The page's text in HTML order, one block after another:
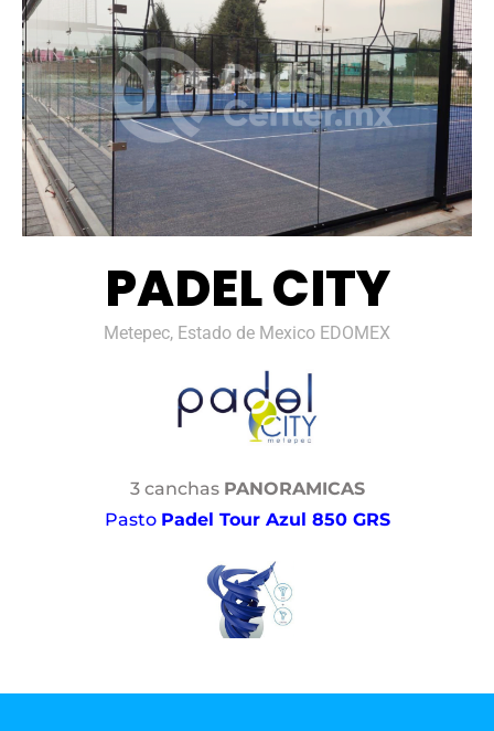
PADEL CITY
Metepec, Estado de Mexico EDOMEX
3 canchas PANORAMICAS
Pasto Padel Tour Azul 850 GRS